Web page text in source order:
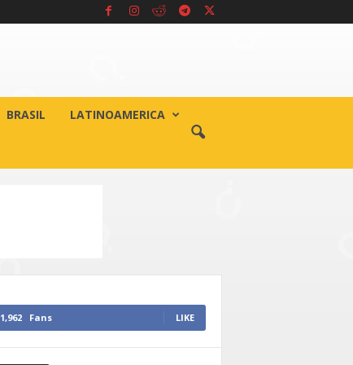
BRASIL LATINOAMERICA
Fans LIKE